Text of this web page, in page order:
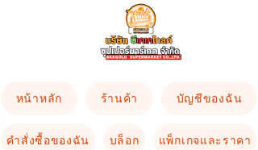
หน้าหลัก ร้านค้า บัญชีของฉัน
คำสั่งซื้อของฉัน บล็อก แพ็กเกจและราคา